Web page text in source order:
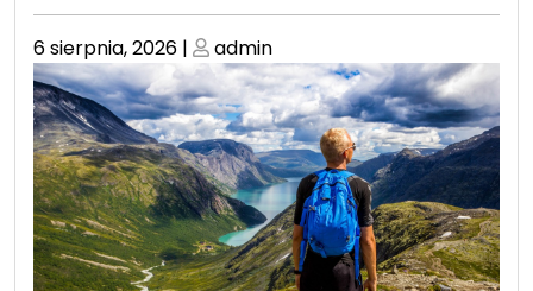
Posted
on
6 sierpnia, 2026 | Posted
on
admin